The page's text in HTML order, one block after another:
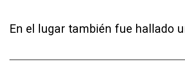
En el lugar también fue hallado